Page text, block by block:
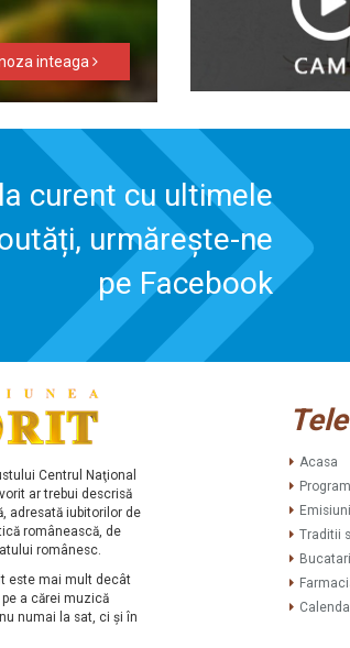
inteaga
curent cu ultimele
urmărește-ne
pe Facebook
Centrul Naţional
ar trebui descrisă
adresată iubitorilor de
românească, de
românesc.
este mai mult decât
a cărei muzică
numai la sat, ci şi în
Acasa
Emisiuni
Traditii